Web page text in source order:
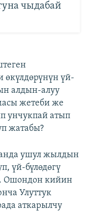
чыдабай
үй-
алдын-алуу
жетеби же
унчукпай атып
жатабы?
ушул жылдын
үй-бүлөдөгү
Ошондон кийин
Улуттук
аткарылчу